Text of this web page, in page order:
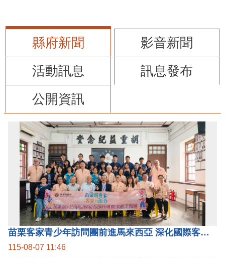
縣府新聞
影音新聞
活動訊息
訊息發布
公開資訊
苗栗客家青少年訪問團前進馬來西亞 深化國際客家文化交流
115-08-07 11:46